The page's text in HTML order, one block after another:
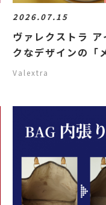
2026.07.15
ヴァレクストラ ア
クなデザインの「
ス」
Valextra